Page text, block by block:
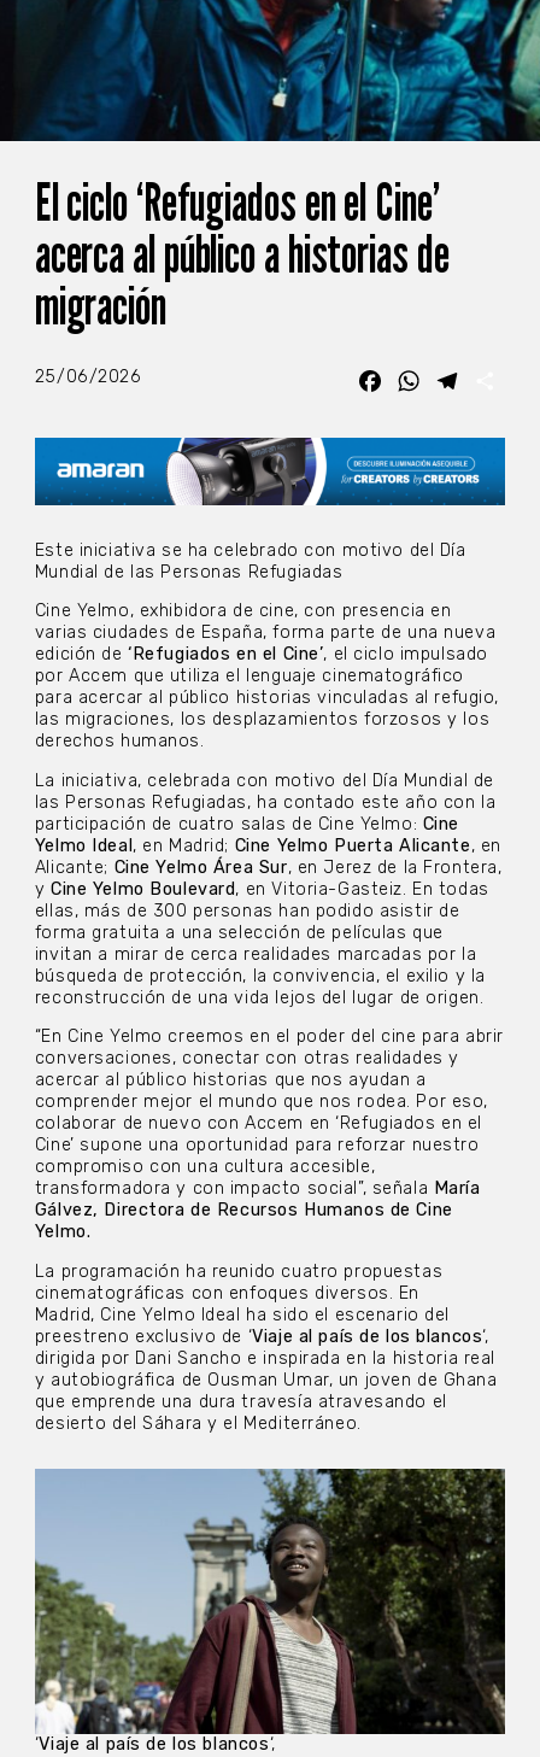
El ciclo ‘Refugiados en el Cine’
acerca al público a historias de
migración
25/06/2026 FacebookWhatsApp
Este iniciativa se ha celebrado con motivo del Día
Mundial de las Personas Refugiadas
Cine Yelmo, exhibidora de cine, con presencia en
varias ciudades de España, forma parte de una nueva
edición de‘Refugiados en el Cine’, el ciclo impulsado
por Accem que utiliza el lenguaje cinematográfico
para acercar al público historias vinculadas al refugio,
las migraciones, los desplazamientos forzosos y los
derechos humanos.
La iniciativa, celebrada con motivo del Día Mundial de
las Personas Refugiadas, ha contado este año con la
participación de cuatro salas de Cine Yelmo: Cine
Yelmo Ideal , en Madrid; Cine Yelmo Puerta Alicante, en
Alicante; Cine Yelmo Área Sur, en Jerez de la Frontera,
y Cine Yelmo Boulevard, en Vitoria-Gasteiz. En todas
ellas, más de 300 personas han podido asistir de
forma gratuita a una selección de películas que
invitan a mirar de cerca realidades marcadas por la
búsqueda de protección, la convivencia, el exilio y la
reconstrucción de una vida lejos del lugar de origen.
“En Cine Yelmo creemos en el poder del cine para abrir
conversaciones, conectar con otras realidades y
acercar al público historias que nos ayudan a
comprender mejor el mundo que nos rodea. Por eso,
colaborar de nuevo con Accem en ‘Refugiados en el
Cine’ supone una oportunidad para reforzar nuestro
compromiso con una cultura accesible,
transformadora y con impacto social”, señala María
Gálvez, Directora de Recursos Humanos de Cine
Yelmo.
La programación ha reunido cuatro propuestas
cinematográficas con enfoques diversos. En
Madrid, Cine Yelmo Ideal ha sido el escenario del
preestreno exclusivo de ‘Viaje al país de los blancos‘,
dirigida por Dani Sancho e inspirada en la historia real
y autobiográfica de Ousman Umar, un joven de Ghana
que emprende una dura travesía atravesando el
desierto del Sáhara y el Mediterráneo.
‘Viaje al país de los blancos‘,